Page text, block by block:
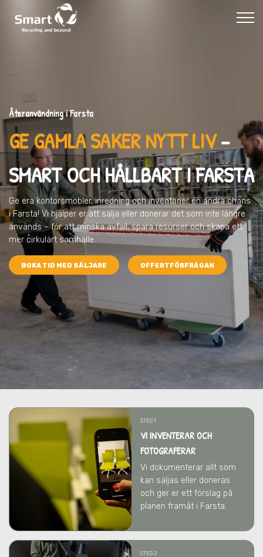
Återanvändning i Farsta
GE GAMLA SAKER NYTT LIV–
SMART OCH HÅLLBART I FARSTA
Ge era kontorsmöbler, inredning och inventarier en andra chans
i Farsta! Vi hjälper er att sälja eller donerar det som inte längre
används – för att minska avfall, spara resurser och skapa ett
mer cirkulärt samhälle.
BOKA TID MED SÄLJARE OFFERTFÖRFRÅGAN
STEG 1
VI INVENTERAR OCH
FOTOGRAFERAR
Vi dokumenterar allt som
kan säljas eller doneras
och ger er ett förslag på
planen framåt i Farsta.
STEG 2